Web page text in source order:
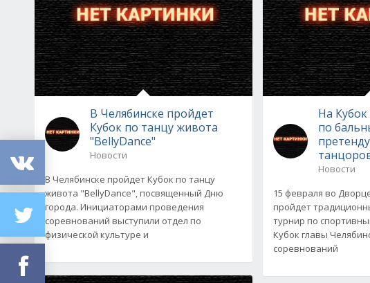
В Челябинске пройдет
Кубок по танцу живота
"BellyDance"
Новости
В Челябинске пройдет Кубок по танцу
живота "BellyDance", посвященный Дню
города. Инициаторами проведения
соревнований выступили отдел по
физической культуре и
На
по
Новости
15 февраля во
пройдет
турнир по
Кубок главы
соревнований